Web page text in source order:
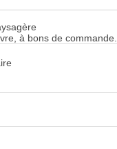
à bons de commande.